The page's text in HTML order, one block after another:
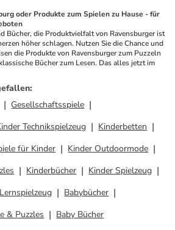
oder Produkte zum Spielen zu Hause - für
Bücher, die Produktvielfalt von Ravensburger ist
höher schlagen. Nutzen Sie die Chance und
die Produkte von Ravensburger zum Puzzeln
Bücher zum Lesen. Das alles jetzt im
:
Gesellschaftsspiele
Technikspielzeug
Kinderbetten
für Kinder
Kinder Outdoormode
Kinderbücher
Kinder Spielzeug
Lernspielzeug
Babybücher
& Puzzles Baby Bücher